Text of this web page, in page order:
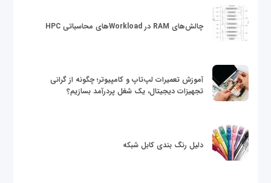
چالش‌های RAM در Workloadهای محاسباتی HPC
آموزش تعمیرات لپ‌تاپ و کامپیوتر؛ چگونه از گرانی
تجهیزات دیجیتال، یک شغل پردرآمد بسازیم؟
دلیل رنگ بندی کابل شبکه